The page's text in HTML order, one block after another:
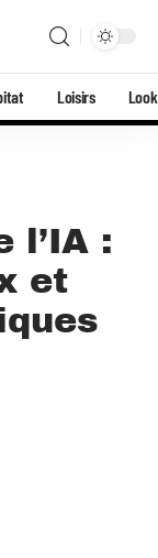
Loisirs Look
l’IA :
et